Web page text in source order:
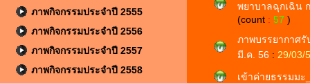
ภาพกิจกรรมประจำปี 2555
ภาพกิจกรรมประจำปี 2556
ภาพกิจกรรมประจำปี 2557
ภาพกิจกรรมประจำปี 2558
พยาบาลฉุกเฉิน
(count : 57 )
ภาพบรรยากาศ
มี.ค. 56 : 29/03/
เข้าค่ายธรรมม